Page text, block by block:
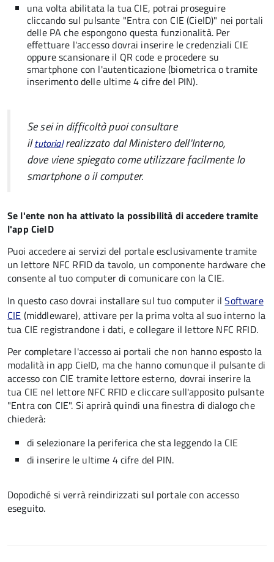
una volta abilitata la tua CIE, potrai proseguire
cliccando sul pulsante "Entra con CIE (CieID)" nei portali
delle PA che espongono questa funzionalità. Per
effettuare l'accesso dovrai inserire le credenziali CIE
oppure scansionare il QR code e procedere su
smartphone con l'autenticazione (biometrica o tramite
inserimento delle ultime 4 cifre del PIN).
Se sei in difficoltà puoi consultare
iltutorialrealizzato dal Ministero dell'Interno,
dove viene spiegato come utilizzare facilmente lo
smartphone o il computer.
Se l'ente non ha attivato la possibilità di accedere tramite
l'app CieID
Puoi accedere ai servizi del portale esclusivamente tramite
un lettore NFC RFID da tavolo, un componente hardware che
consente al tuo computer di comunicare con la CIE.
In questo caso dovrai installare sul tuo computer ilSoftware
CIE (middleware), attivare per la prima volta al suo interno la
tua CIE registrandone i dati, e collegare il lettore NFC RFID.
Per completare l'accesso ai portali che non hanno esposto la
modalità in app CieID, ma che hanno comunque il pulsante di
accesso con CIE tramite lettore esterno, dovrai inserire la
tua CIE nel lettore NFC RFID e cliccare sull'apposito pulsante
"Entra con CIE". Si aprirà quindi una finestra di dialogo che
chiederà:
di selezionare la periferica che sta leggendo la CIE
di inserire le ultime 4 cifre del PIN.
Dopodiché si verrà reindirizzati sul portale con accesso
eseguito.